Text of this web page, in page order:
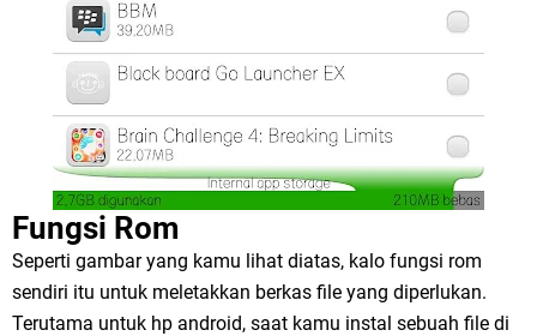
Fungsi Rom
Seperti gambar yang kamu lihat diatas, kalo fungsi rom
sendiri itu untuk meletakkan berkas file yang diperlukan.
Terutama untuk hp android, saat kamu instal sebuah file di